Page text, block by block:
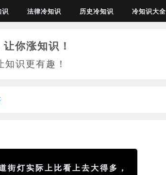
识 法律冷知识 历史冷知识 冷知识大全
你涨知识！
识更有趣！
街灯实际上比看上去大得多，